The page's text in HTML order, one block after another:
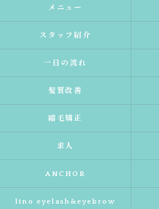
メニュー
スタッフ紹介
一日の流れ
髪質改善
縮毛矯正
求人
ANCHOR
lino eyelash&eyebrow